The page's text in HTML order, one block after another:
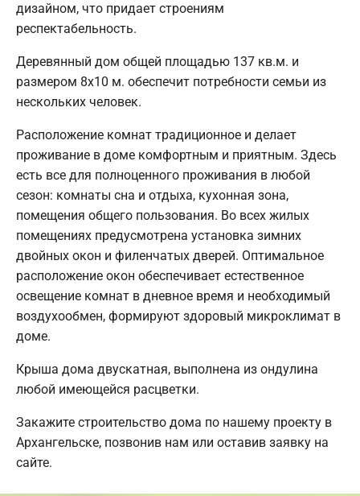
дизайном, что придает строениям
респектабельность.
Деревянный дом общей площадью 137 кв.м. и
размером 8х10 м. обеспечит потребности семьи из
нескольких человек.
Расположение комнат традиционное и делает
проживание в доме комфортным и приятным. Здесь
есть все для полноценного проживания в любой
сезон: комнаты сна и отдыха, кухонная зона,
помещения общего пользования. Во всех жилых
помещениях предусмотрена установка зимних
двойных окон и филенчатых дверей. Оптимальное
расположение окон обеспечивает естественное
освещение комнат в дневное время и необходимый
воздухообмен, формируют здоровый микроклимат в
доме.
Крыша дома двускатная, выполнена из ондулина
любой имеющейся расцветки.
Закажите строительство дома по нашему проекту в
Архангельске, позвонив нам или оставив заявку на
сайте.